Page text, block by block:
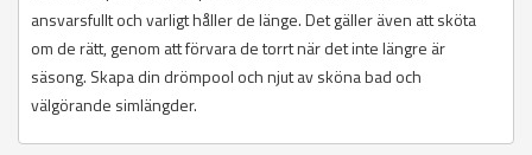
ansvarsfullt och varligt håller de länge. Det gäller även att sköta
om de rätt, genom att förvara de torrt när det inte längre är
säsong. Skapa din drömpool och njut av sköna bad och
välgörande simlängder.